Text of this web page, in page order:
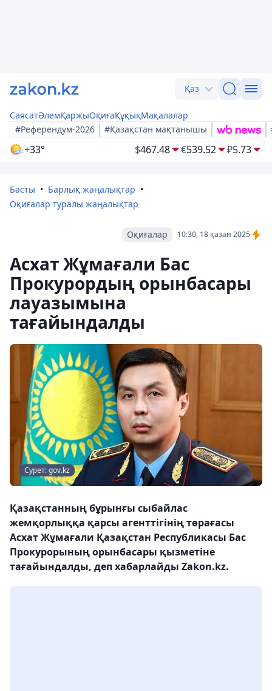
Қаз
СаясатӘлемҚаржыОқиғаҚұқықМақалалар
#Референдум-2026
#Қазақстан мақтанышы
+33° $467.48 €539.52 ₽5.73
Басты
Барлық жаңалықтар
Оқиғалар туралы жаңалықтар
10:30, 18 қазан 2025
Оқиғалар
Асхат Жұмағали Бас
Прокурордың орынбасары
лауазымына
тағайындалды
Сурет: gov.kz
Қазақстанның бұрынғы сыбайлас
жемқорлыққа қарсы агенттігінің төрағасы
Асхат Жұмағали Қазақстан Республикасы Бас
Прокурорының орынбасары қызметіне
тағайындалды, деп хабарлайды Zakon.kz.